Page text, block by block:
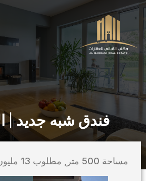
فندق شبه جديد |
مساحة 500 متر, مطلوب 13 مليون ريال